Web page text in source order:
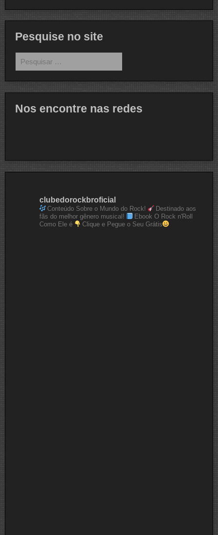
Pesquise no site
por:
Nos encontre nas redes
clubedorockbroficial
Conteúdo Sobre o Mundo do Rock!
Destinado aos
fãs do melhor gênero musical!
Ebook O Rock n'Roll
Como Ele é
Clique e Pegue o Seu Grátis